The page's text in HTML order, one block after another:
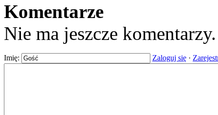
Komentarze
Nie ma jeszcze
Imię: Zaloguj się ·